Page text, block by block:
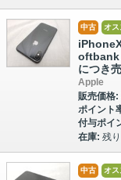
中古 オ
oftbank
につき
Apple
販売価格:
ポイント
付与ポイ
在庫: 残
中古 オ